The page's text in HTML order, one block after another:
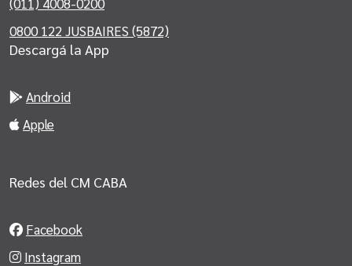
0800 122 JUSBAIRES (5872)
Descargá la App
Android
Apple
Redes del CM CABA
Facebook
Instagram